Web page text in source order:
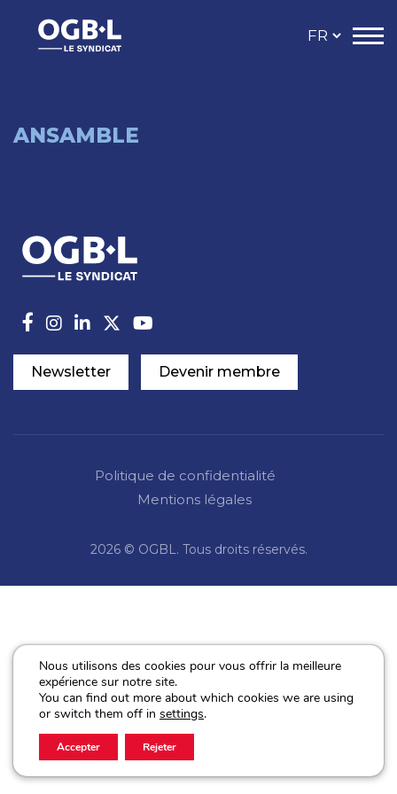
ANSAMBLE
Newsletter Devenir membre
Politique de confidentialité
Mentions légales
2026 © OGBL. Tous droits réservés.
Nous utilisons des cookies pour vous offrir la meilleure
expérience sur notre site.
You can find out more about which cookies we are using
or switch them off in settings.
Accepter Rejeter